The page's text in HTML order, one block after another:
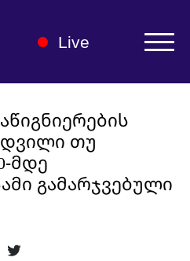
Live
თუ
მდე
გამარჯვებული